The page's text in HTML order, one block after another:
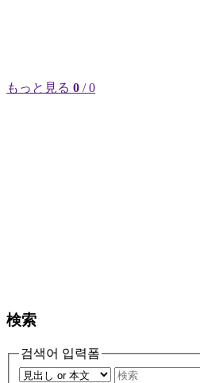
もっと見る 0 / 0
検索
검색어 입력폼